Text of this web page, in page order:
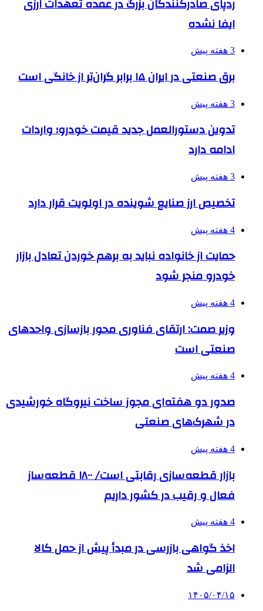
ایفا نشده
3 هفته پیش
برق صنعتی در ایران ۱۵ برابر گران‌تر از خانگی است
3 هفته پیش
تدوین دستورالعمل جدید قیمت خودرو؛ واردات
ادامه دارد
3 هفته پیش
تخصیص ارز صنایع شوینده در اولویت قرار دارد
4 هفته پیش
حمایت از خانواده نباید به برهم خوردن تعادل بازار
خودرو منجر شود
4 هفته پیش
وزیر صمت: ارتقای فناوری محور بازسازی واحدهای
صنعتی است
4 هفته پیش
صدور دو هفته‌ای مجوز ساخت نیروگاه خورشیدی
در شهرک‌های صنعتی
4 هفته پیش
بازار قطعه‌سازی رقابتی است/ ۱۸۰۰ قطعه‌ساز
فعال و رقیب در کشور داریم
4 هفته پیش
اخذ گواهی بازرسی در مبدأ پیش از حمل کالا
الزامی شد
۱۴۰۵/۰۴/۱۵